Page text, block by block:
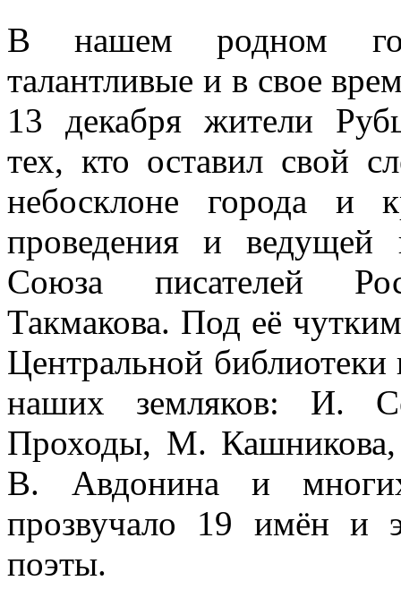
В нашем родном
талантливые и в свое
13 декабря жители
тех, кто оставил свой
небосклоне города и
проведения и ведущей
Союза писателей
Такмакова. Под её
Центральной
наших земляков: И.
Проходы, М.
В. Авдонина и
прозвучало 19 имён и
поэты.